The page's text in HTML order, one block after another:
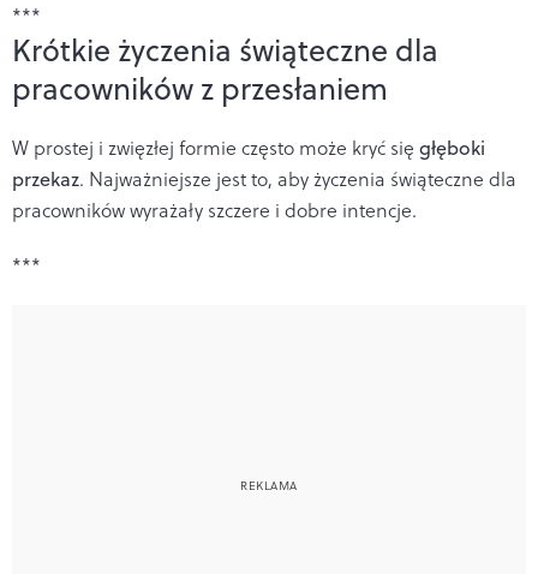
***
Krótkie życzenia świąteczne dla
pracowników z przesłaniem
W prostej i zwięzłej formie często może kryć się głęboki
przekaz. Najważniejsze jest to, aby życzenia świąteczne dla
pracowników wyrażały szczere i dobre intencje.
***